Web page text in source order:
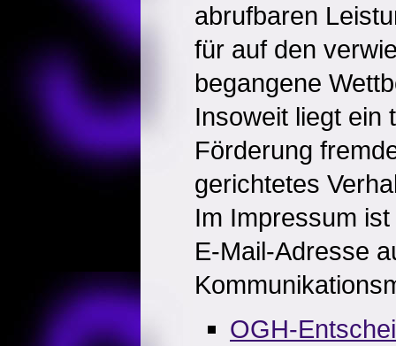
abrufbaren
für auf den
begangene
Insoweit liegt ein
Förderung
gerichtetes
Im Impressum
E-Mail-Adresse
OGH-